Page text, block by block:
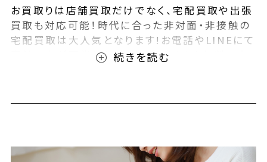
お買取りは店舗買取だけでなく、宅配買取や出張
買取も対応可能！時代に合った非対面・非接触の
宅配買取は大人気となります!お電話やLINEにて
事前査定が可能となっております！また無料の宅